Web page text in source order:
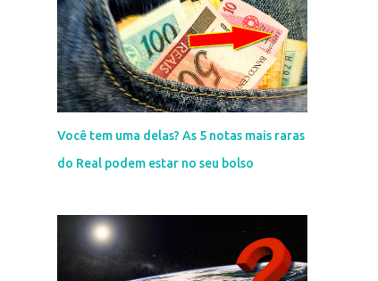
Você tem uma delas? As 5 notas mais raras
do Real podem estar no seu bolso